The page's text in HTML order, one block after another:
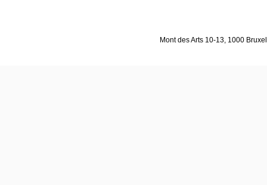
Mont des Arts 10-13, 1000